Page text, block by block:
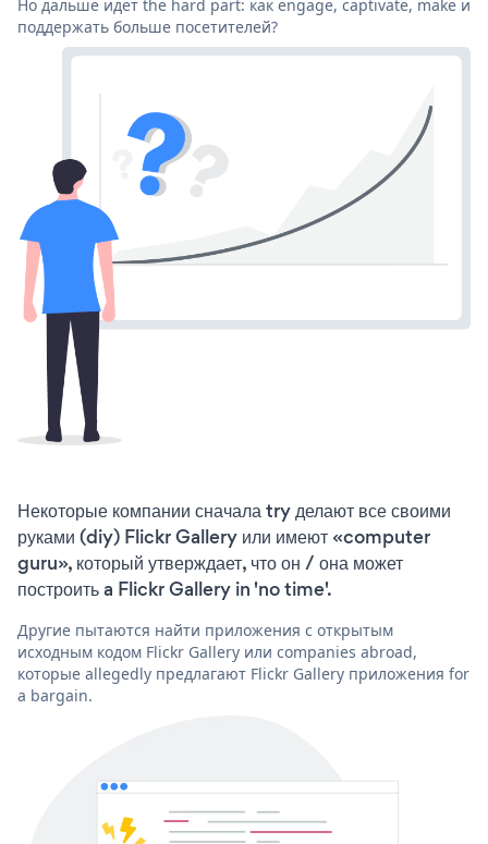
Но дальше идет the hard part: как engage, captivate, make и
поддержать больше посетителей?
Некоторые компании сначала try делают все своими
руками (diy) Flickr Gallery или имеют «computer
guru», который утверждает, что он / она может
построить a Flickr Gallery in 'no time'.
Другие пытаются найти приложения с открытым
исходным кодом Flickr Gallery или companies abroad,
которые allegedly предлагают Flickr Gallery приложения for
a bargain.